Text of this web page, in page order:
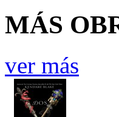
MÁS
ver más